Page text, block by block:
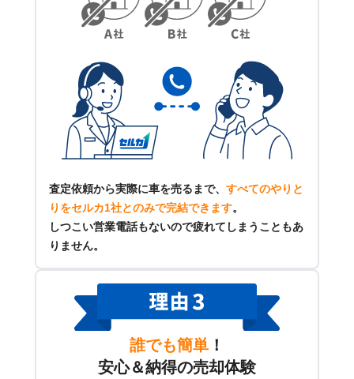
査定依頼から実際に車を売るまで、 すべてのやりと
りをセルカ1社とのみで完結できます。
しつこい営業電話もないので疲れてしまうこともあ
りません。
誰でも簡単 ！
安心＆納得の売却体験